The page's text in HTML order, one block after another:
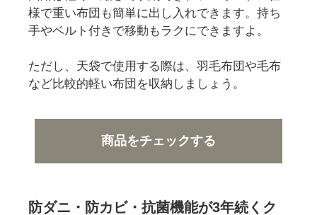
様で重い布団も簡単に出し入れできます。持ち
手やベルト付きで移動もラクにできますよ。
ただし、天袋で使用する際は、羽毛布団や毛布
など比較的軽い布団を収納しましょう。
商品をチェックする
防ダニ・防カビ・抗菌機能が3年続くク